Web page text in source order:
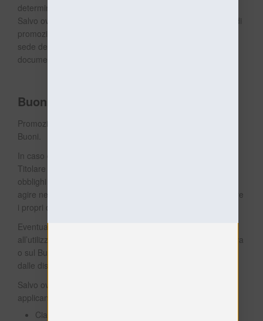
determinato periodo di tempo o fino ad esaurimento scorte.
Salvo ove diversamente specificato, le limitazioni di tempo di
promozioni e sconti si intendono riferite al fuso orario della
sede del Titolare, come indicata nei recapiti in questo
documento.
Buoni
Promozioni e sconti possono essere offerti sotto forma di
Buoni.
In caso di violazione delle condizioni applicabili ai Buoni, il
Titolare può legittimamente rifiutare di adempiere ai propri
obblighi contrattuali e si riserva espressamente il diritto di
agire nelle opportune sedi anche giudiziarie al fine di tutelare
i propri diritti e interessi.
Eventuali disposizioni aggiuntive o divergenti applicabili
all’utilizzo dei Buoni riportate nella relativa pagina informativa
o sul Buono stesso prevalgono in ogni caso, a prescindere
dalle disposizioni che seguono.
Salvo ove diversamente specificato, le seguenti regole si
applicano all’utilizzo dei Buoni:
Ciascun Buono è valido solo se utilizzato secondo le